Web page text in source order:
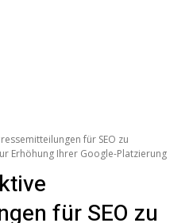
für SEO zu
Erhöhung Ihrer Google-Platzierung
für SEO zu